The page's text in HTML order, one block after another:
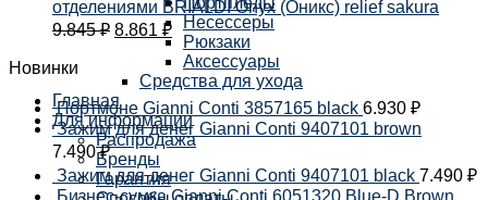
Несессеры
Рюкзаки
Аксессуары
Средства для ухода
Главная
Для информации
Распродажа
Бренды
Гарантия
отделениями BRIALDI Onyx (Оникс) relief sakura
9.845₽ 8.861 ₽
Новинки
Портмоне Gianni Conti 3857165 black 6.930 ₽
Зажим для денег Gianni Conti 9407101 brown
7.490₽
Зажим для денег Gianni Conti 9407101 black 7.490 ₽
Бизнес-сумка Gianni Conti 6051320 Blue-D.Brown